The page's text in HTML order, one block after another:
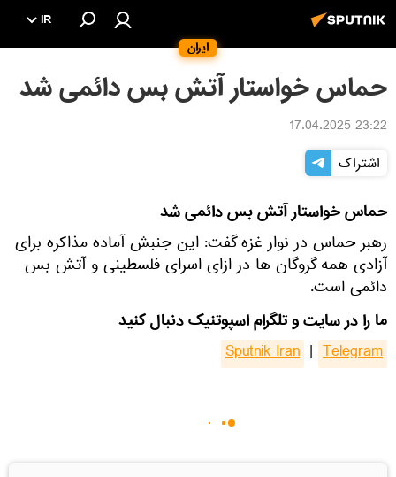
ایران
IR
حماس خواستار آتش بس دائمی شد
23:22 17.04.2025
اشتراک
حماس خواستار آتش بس دائمی شد
رهبر حماس در نوار غزه گفت: این جنبش آماده مذاکره برای
آزادی همه گروگان ها در ازای اسرای فلسطینی و آتش بس
دائمی است.
ما را در سایت و تلگرام اسپوتنیک دنبال کنید
Sputnik Iran | Telegram